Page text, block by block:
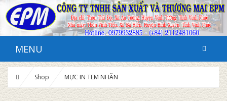
MENU
Shop MỰC IN TEM NHÃN